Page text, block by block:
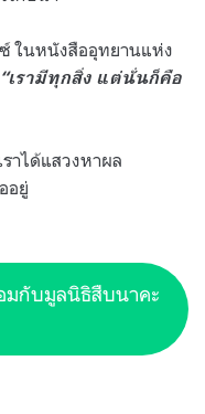
ซ์ ในหนังสืออุทยานแห่ง
“เรามีทุกสิ่ง แต่นั่นก็คือ
าได้แสวงหาผล
อยู่
มกับมูลนิธิสืบนาคะ